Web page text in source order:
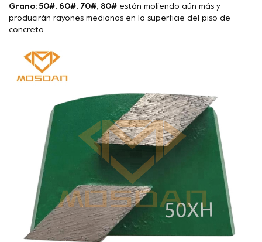
Grano: 50#, 60#, 70#, 80# están moliendo aún más y
producirán rayones medianos en la superficie del piso de
concreto.